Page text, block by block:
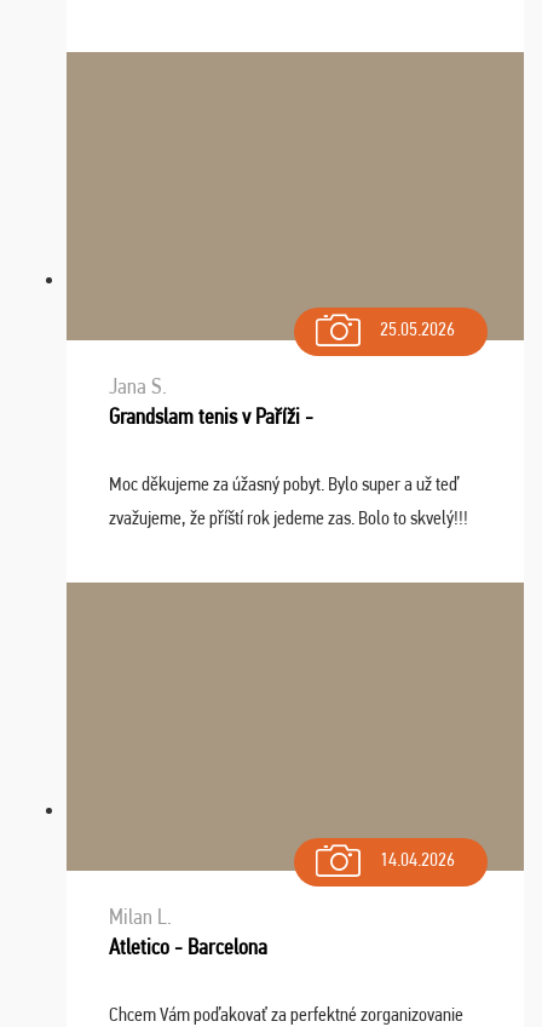
spomínať a zväžujeme repete budúci rok : ...
25.05.2026
Jana S.
Grandslam tenis v Paříži -
Moc děkujeme za úžasný pobyt. Bylo super a už teď
zvažujeme, že příští rok jedeme zas. Bolo to skvelý!!!
14.04.2026
Milan L.
Atletico - Barcelona
Chcem Vám poďakovať za perfektné zorganizovanie